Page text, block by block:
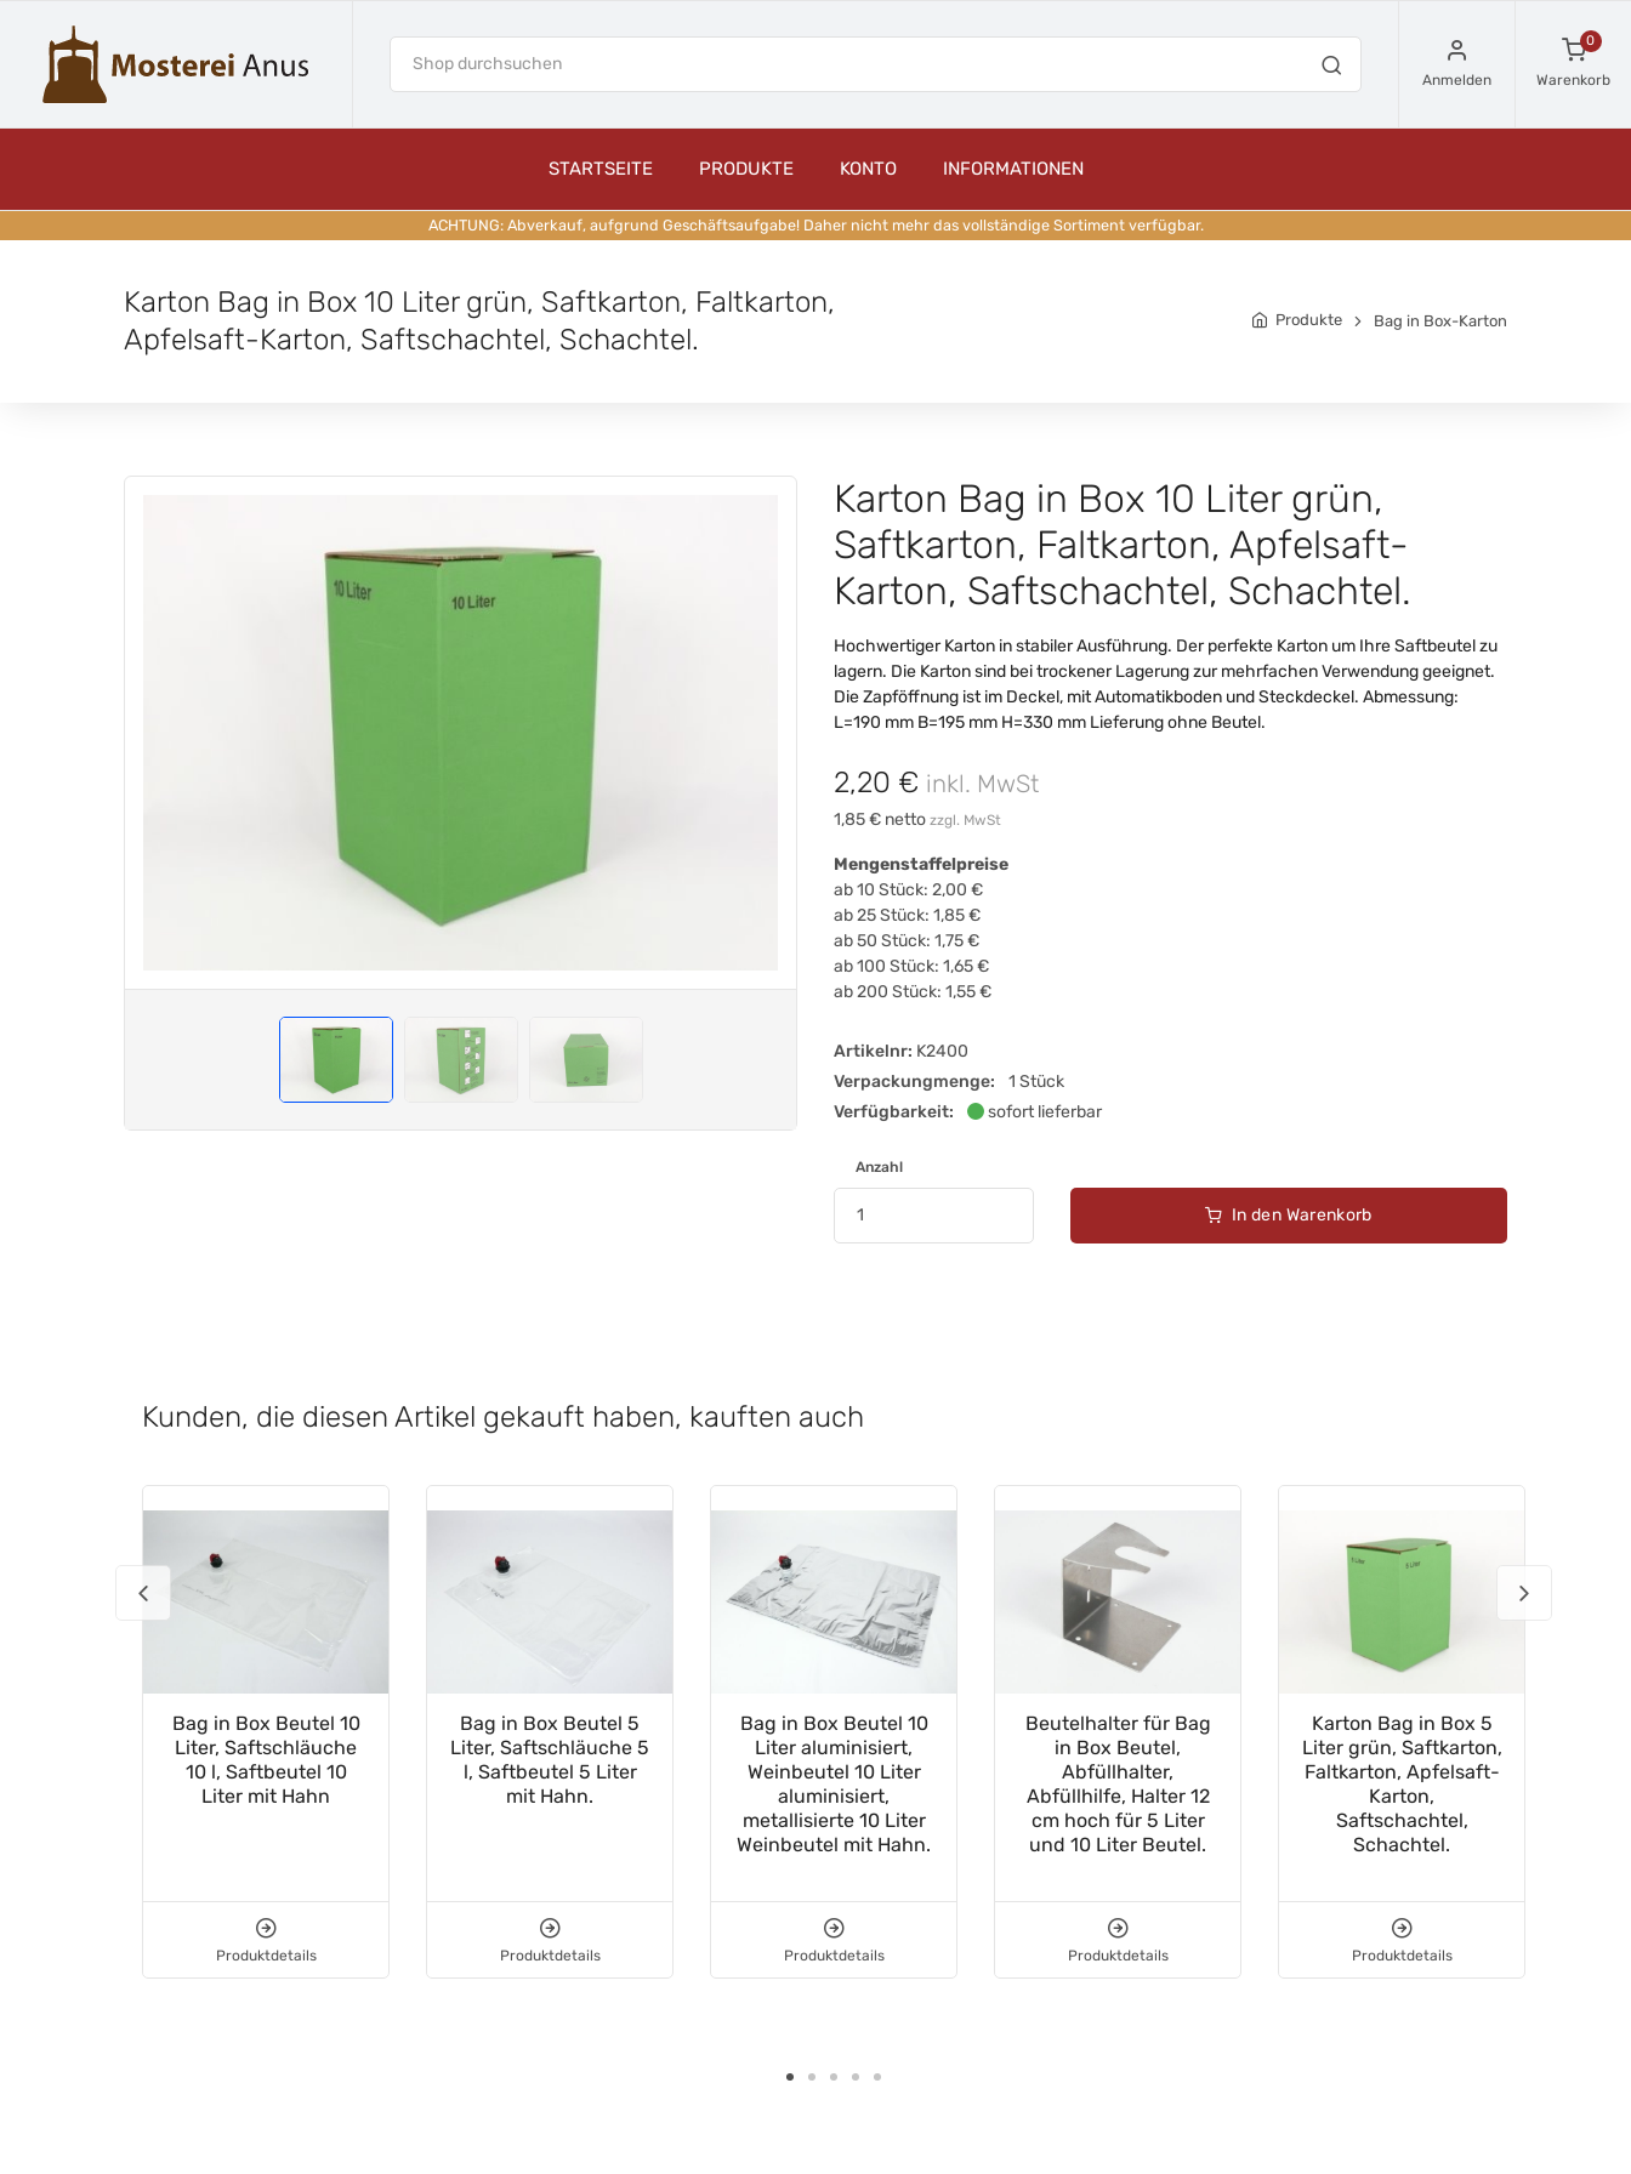
Anmelden
0
Warenkorb
STARTSEITE PRODUKTE KONTO INFORMATIONEN
ACHTUNG: Abverkauf, aufgrund Geschäftsaufgabe! Daher nicht mehr das vollständige Sortiment verfügbar.
Karton Bag in Box 10 Liter grün, Saftkarton, Faltkarton,
Apfelsaft-Karton, Saftschachtel, Schachtel.
Produkte Bag in Box-Karton
Karton Bag in Box 10 Liter grün,
Saftkarton, Faltkarton, Apfelsaft-
Karton, Saftschachtel, Schachtel.
Hochwertiger Karton in stabiler Ausführung. Der perfekte Karton um Ihre Saftbeutel zu
lagern. Die Karton sind bei trockener Lagerung zur mehrfachen Verwendung geeignet.
Die Zapföffnung ist im Deckel, mit Automatikboden und Steckdeckel. Abmessung:
L=190 mm B=195 mm H=330 mm Lieferung ohne Beutel.
2,20 € inkl. MwSt
1,85 € netto zzgl. MwSt
Mengenstaffelpreise
ab 10 Stück: 2,00 €
ab 25 Stück: 1,85 €
ab 50 Stück: 1,75 €
ab 100 Stück: 1,65 €
ab 200 Stück: 1,55 €
Artikelnr: K2400
Verpackungmenge:
1 Stück
Verfügbarkeit:
sofort lieferbar
Anzahl
In den Warenkorb
Kunden, die diesen Artikel gekauft haben, kauften auch
Bag in Box Beutel 10
Liter, Saftschläuche
10 l, Saftbeutel 10
Liter mit Hahn
Produktdetails
Bag in Box Beutel 5
Liter, Saftschläuche 5
l, Saftbeutel 5 Liter
mit Hahn.
Produktdetails
Bag in Box Beutel 10
Liter aluminisiert,
Weinbeutel 10 Liter
aluminisiert,
metallisierte 10 Liter
Weinbeutel mit Hahn.
Produktdetails
Beutelhalter für Bag
in Box Beutel,
Abfüllhalter,
Abfüllhilfe, Halter 12
cm hoch für 5 Liter
und 10 Liter Beutel.
Produktdetails
Karton Bag in Box 5
Liter grün, Saftkarton,
Faltkarton, Apfelsaft-
Karton,
Saftschachtel,
Schachtel.
Produktdetails